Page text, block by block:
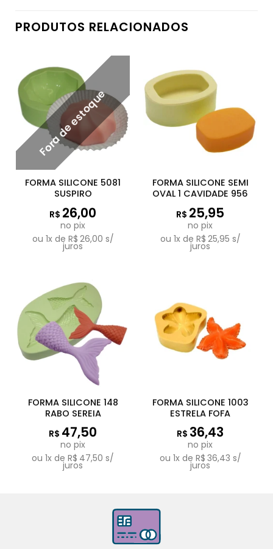
PRODUTOS RELACIONADOS
Fora de estoque
FORMA SILICONE 5081
SUSPIRO
R$ 26,00
no pix
ou 1x de R$ 26,00 s/
juros
FORMA SILICONE SEMI
OVAL 1 CAVIDADE 956
R$ 25,95
no pix
ou 1x de R$ 25,95 s/
juros
FORMA SILICONE 148
RABO SEREIA
R$ 47,50
no pix
ou 1x de R$ 47,50 s/
juros
FORMA SILICONE 1003
ESTRELA FOFA
R$ 36,43
no pix
ou 1x de R$ 36,43 s/
juros